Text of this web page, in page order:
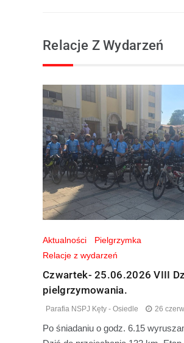
Relacje Z Wydarzeń
Aktualności
Pielgrzymka
Relacje z wydarzeń
Czwartek- 25.06.2026 VIII
pielgrzymowania.
Parafia NSPJ Kęty - Osiedle 26
Po śniadaniu o godz. 6.15